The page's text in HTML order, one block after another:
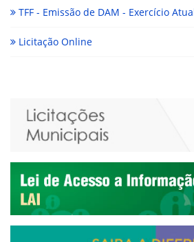
TFF - Emissão de DAM - Exercício
Licitação Online